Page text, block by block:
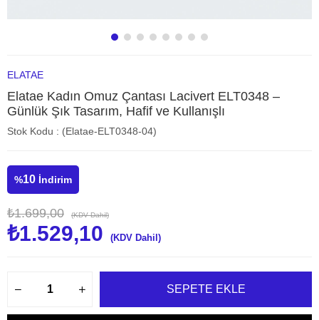
ELATAE
Elatae Kadın Omuz Çantası Lacivert ELT0348 –
Günlük Şık Tasarım, Hafif ve Kullanışlı
Stok Kodu (Elatae-ELT0348-04)
%10 İndirim
₺1.699,00 (KDV Dahil)
₺1.529,10 (KDV Dahil)